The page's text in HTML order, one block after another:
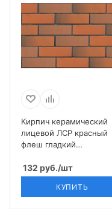
Кирпич керамический
лицевой ЛСР красный
флеш гладкий
132 руб./шт
КУПИТЬ